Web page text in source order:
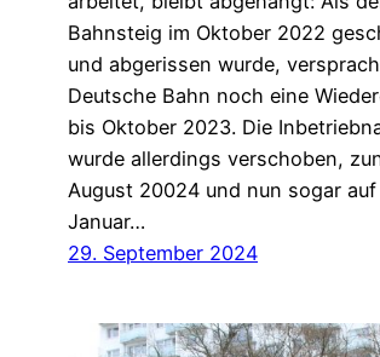
Bahnsteig im Oktober 2022
und abgerissen wurde,
Deutsche Bahn noch eine
bis Oktober 2023. Die
wurde allerdings verschoben,
August 20024 und nun sogar auf
Januar…
29. September 2024